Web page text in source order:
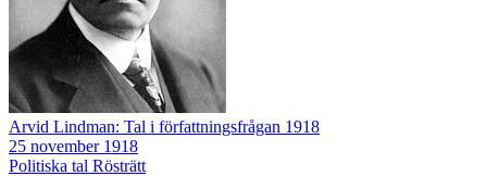
Arvid Lindman: Tal i författningsfrågan 1918
25 november 1918
Politiska tal Rösträtt